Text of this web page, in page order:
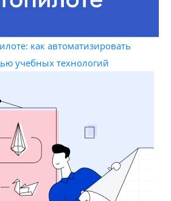
как автоматизировать
учебных технологий